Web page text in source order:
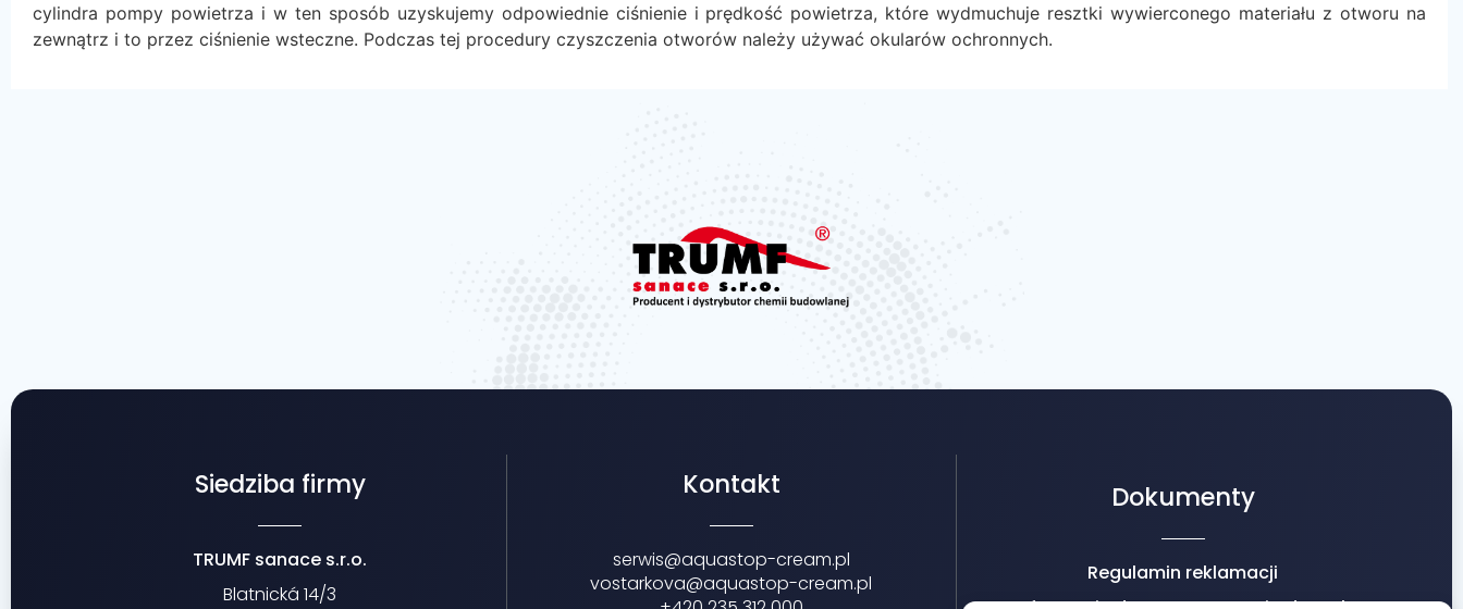
cylindra pompy powietrza i w ten sposób uzyskujemy odpowiednie ciśnienie i prędkość powietrza, które wydmuchuje resztki wywierconego materiału z otworu na
zewnątrz i to przez ciśnienie wsteczne. Podczas tej procedury czyszczenia otworów należy używać okularów ochronnych.
Siedziba firmy
TRUMF sanace s.r.o.
Blatnická 14/3
Kontakt
serwis@aquastop-cream.pl
vostarkova@aquastop-cream.pl
Dokumenty
Regulamin reklamacji